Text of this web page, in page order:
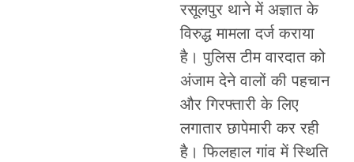
रसूलपुर थाने में अज्ञात के
विरुद्ध मामला दर्ज कराया
है। पुलिस टीम वारदात को
अंजाम देने वालों की पहचान
और गिरफ्तारी के लिए
लगातार छापेमारी कर रही
है। फिलहाल गांव में स्थिति